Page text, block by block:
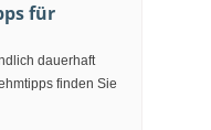
für
dauerhaft
finden Sie